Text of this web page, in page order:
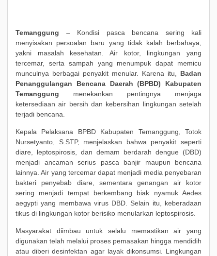
Temanggung – Kondisi pasca bencana sering kali
menyisakan persoalan baru yang tidak kalah berbahaya,
yakni masalah kesehatan. Air kotor, lingkungan yang
tercemar, serta sampah yang menumpuk dapat memicu
munculnya berbagai penyakit menular. Karena itu, Badan
Penanggulangan Bencana Daerah (BPBD) Kabupaten
Temanggung menekankan pentingnya menjaga
ketersediaan air bersih dan kebersihan lingkungan setelah
terjadi bencana.
Kepala Pelaksana BPBD Kabupaten Temanggung, Totok
Nursetyanto, S.STP, menjelaskan bahwa penyakit seperti
diare, leptospirosis, dan demam berdarah dengue (DBD)
menjadi ancaman serius pasca banjir maupun bencana
lainnya. Air yang tercemar dapat menjadi media penyebaran
bakteri penyebab diare, sementara genangan air kotor
sering menjadi tempat berkembang biak nyamuk Aedes
aegypti yang membawa virus DBD. Selain itu, keberadaan
tikus di lingkungan kotor berisiko menularkan leptospirosis.
Masyarakat diimbau untuk selalu memastikan air yang
digunakan telah melalui proses pemasakan hingga mendidih
atau diberi desinfektan agar layak dikonsumsi. Lingkungan